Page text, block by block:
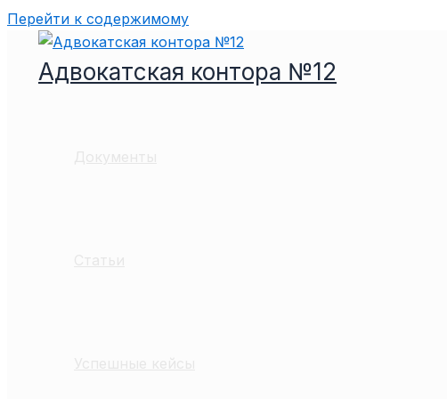
Перейти к содержимому
Адвокатская контора №12